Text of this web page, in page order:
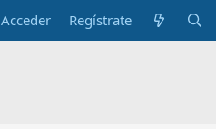
Acceder Regístrate